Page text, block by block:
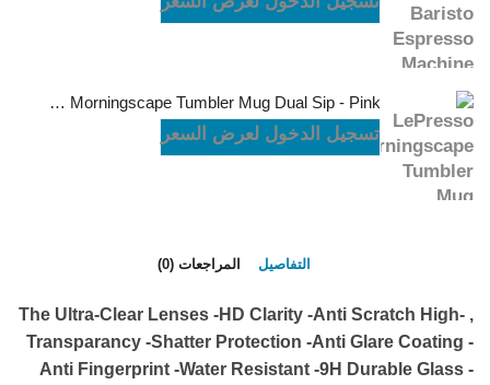
LePresso Morningscape Tumbler Mug Dual Sip - Pink
تسجيل الدخول لعرض السعر
التفاصيل المراجعات (0)
, -The Ultra-Clear Lenses -HD Clarity -Anti Scratch High
Transparancy -Shatter Protection -Anti Glare Coating -
Anti Fingerprint -Water Resistant -9H Durable Glass -